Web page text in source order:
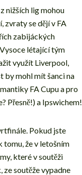
nižších lig mohou
zvraty se dějí v FA
zabijáckých
létající tým
využít Liverpool,
by mohl mít šanci na
FA Cupu a pro
Přesně!) a Ipswichem!
Pokud jste
tomu, že v letošním
které v soutěži
soutěže vypadne